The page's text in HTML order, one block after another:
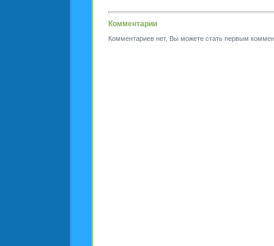
Комментарии
Комментариев нет, Вы можете стать первым